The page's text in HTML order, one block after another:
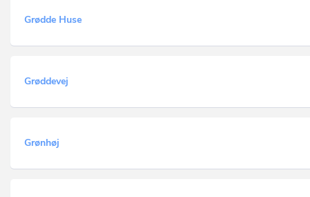
Grødde Huse
Grøddevej
Grønhøj